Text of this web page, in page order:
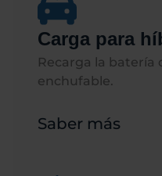
Carga para
Recarga la batería
enchufable.​​
Saber más